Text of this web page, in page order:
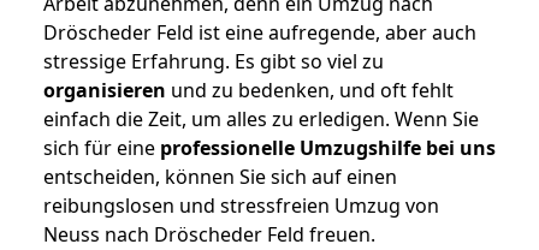
Dröscheder Feld ist eine aufregende, aber auch
stressige Erfahrung. Es gibt so viel zu
organisieren und zu bedenken, und oft fehlt
einfach die Zeit, um alles zu erledigen. Wenn Sie
sich für eine professionelle Umzugshilfe bei uns
entscheiden, können Sie sich auf einen
reibungslosen und stressfreien Umzug von
Neuss nach Dröscheder Feld freuen.